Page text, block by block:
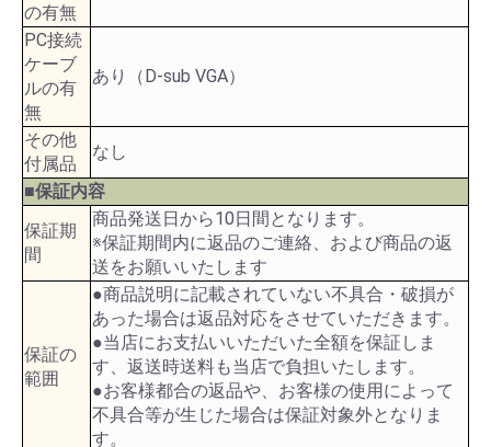
の有無
PC接続
ケーブ
ルの有
無
あり（D-sub VGA）
その他
付属品
なし
■保証内容
保証期
間
商品発送日から10日間となります。
※保証期間内に返品のご連絡、および商品の返
送をお願いいたします
保証の
範囲
●商品説明に記載されていない不具合・破損が
あった場合は返品対応をさせていただきます。
●当店にお支払いいただいた全額を保証しま
す、返送時送料も当店で負担いたします。
●お客様都合の返品や、お客様の使用によって
不具合等が生じた場合は保証対象外となりま
す。